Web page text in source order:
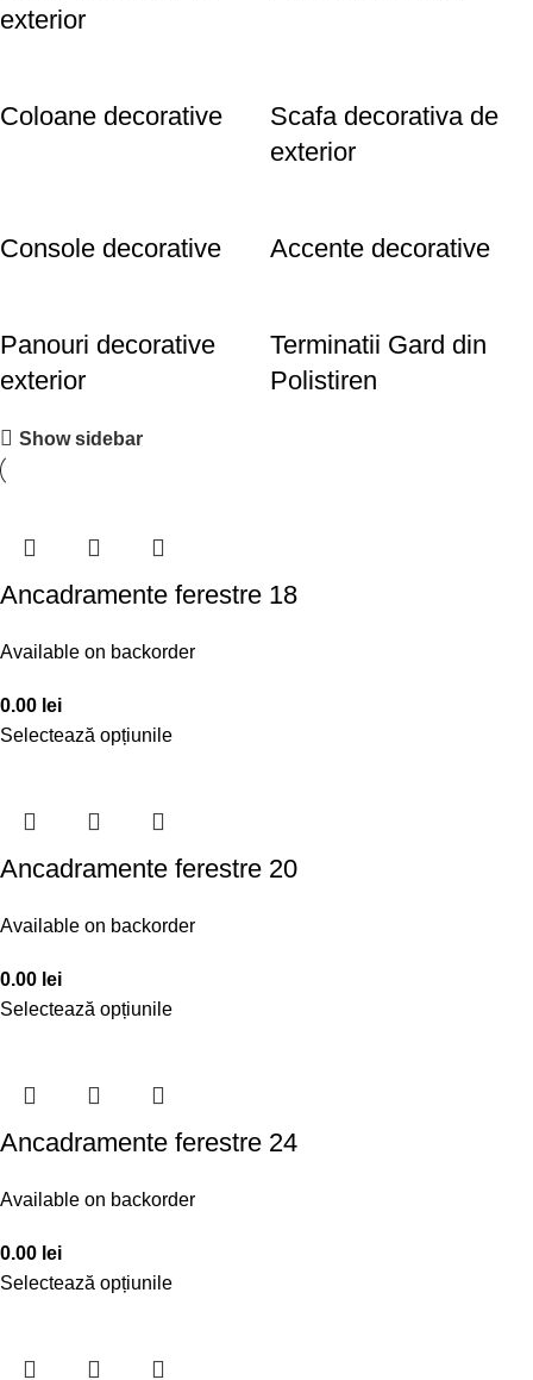
exterior
Coloane decorative
Scafa decorativa de
exterior
Console decorative Accente decorative
Panouri decorative
exterior
Terminatii Gard din
Polistiren
Show sidebar
Ancadramente ferestre 18
Available on backorder
0.00 lei
Selectează opțiunile
Ancadramente ferestre 20
Available on backorder
0.00 lei
Selectează opțiunile
Ancadramente ferestre 24
Available on backorder
0.00 lei
Selectează opțiunile